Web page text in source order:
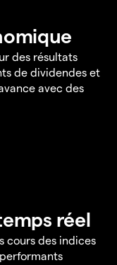
des résultats
de dividendes et
avec des
réel
cours des indices